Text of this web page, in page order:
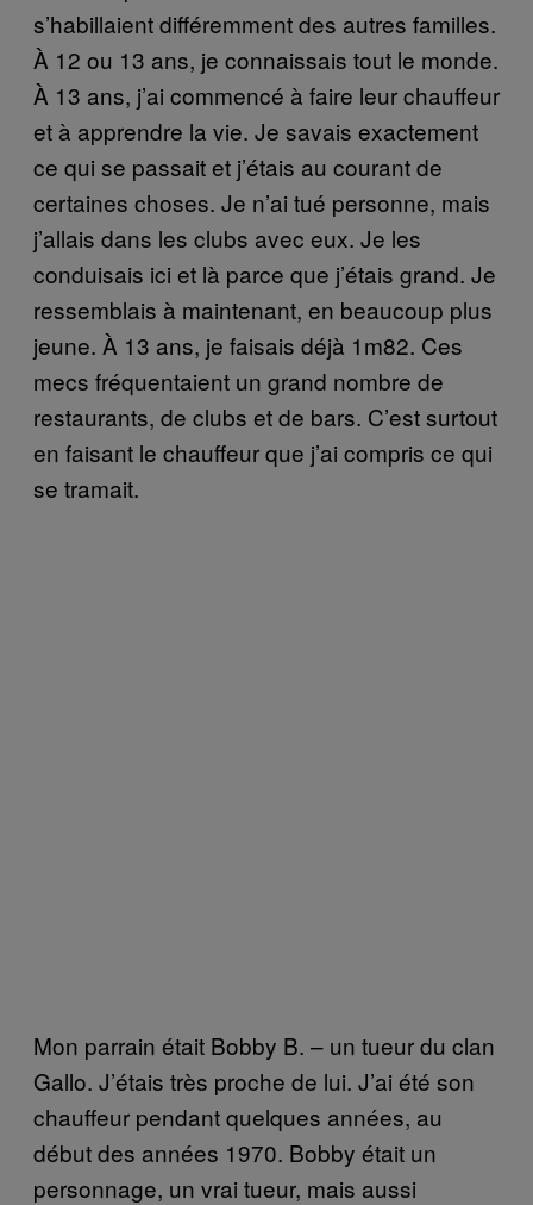
s’habillaient différemment des autres familles.
À 12 ou 13 ans, je connaissais tout le monde.
À 13 ans, j’ai commencé à faire leur chauffeur
et à apprendre la vie. Je savais exactement
ce qui se passait et j’étais au courant de
certaines choses. Je n’ai tué personne, mais
j’allais dans les clubs avec eux. Je les
conduisais ici et là parce que j’étais grand. Je
ressemblais à maintenant, en beaucoup plus
jeune. À 13 ans, je faisais déjà 1m82. Ces
mecs fréquentaient un grand nombre de
restaurants, de clubs et de bars. C’est surtout
en faisant le chauffeur que j’ai compris ce qui
se tramait.
Mon parrain était Bobby B. – un tueur du clan
Gallo. J’étais très proche de lui. J’ai été son
chauffeur pendant quelques années, au
début des années 1970. Bobby était un
personnage, un vrai tueur, mais aussi